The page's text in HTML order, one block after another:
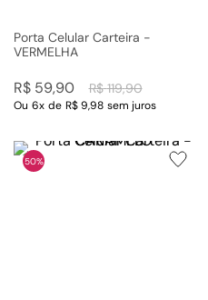
Porta Celular Carteira -
VERMELHA
R$ 119,90
R$ 59,90
Ou 6x de R$ 9,98 sem juros
50%
10º scarpin